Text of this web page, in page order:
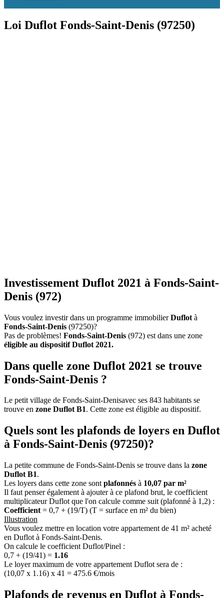
Loi Duflot Fonds-Saint-Denis (97250)
Investissement Duflot 2021 à Fonds-Saint-
Denis (972)
Vous voulez investir dans un programme immobilierDuflot à
Fonds-Saint-Denis (97250)?
Pas de problèmes! Fonds-Saint-Denis (972) est dans une zone
éligible au dispositif Duflot 2021.
Dans quelle zone Duflot 2021 se trouve
Fonds-Saint-Denis ?
Le petit village de Fonds-Saint-Denisavec ses 843 habitants se
trouve en zone Duflot B1. Cette zone est éligible au dispositif.
Quels sont les plafonds de loyers en Duflot
à Fonds-Saint-Denis (97250)?
La petite commune de Fonds-Saint-Denis se trouve dans la zone
Duflot B1.
Les loyers dans cette zone sont plafonnés à 10,07 par m²
Il faut penser également à ajouter à ce plafond brut, le coefficient
multiplicateur Duflot que l'on calcule comme suit (plafonné à 1,2) :
Coefficient = 0,7 + (19/T) (T = surface en m² du bien)
Illustration
Vous voulez mettre en location votre appartement de 41 m² acheté
en Duflot à Fonds-Saint-Denis.
On calcule le coefficient Duflot/Pinel :
0,7 + (19/41) = 1.16
Le loyer maximum de votre appartement Duflot sera de :
(10,07 x 1.16) x 41 = 475.6 €/mois
Plafonds de revenus en Duflot à Fonds-